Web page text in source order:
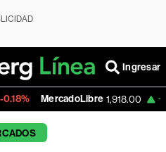
Ingresar
1,918.00 +1.48%